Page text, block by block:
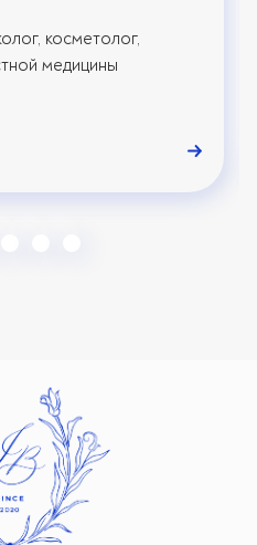
косметолог,
медицины